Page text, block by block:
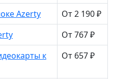
Azerty
От 2 190 ₽
От 767 ₽
к
От 657 ₽